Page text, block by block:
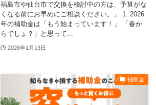
福島市や仙台市で交換を検討中の方は、予算がな
くなる前にお早めにご相談ください。」 1. 2026
年の補助金は「もう始まっています！」 「春か
らでしょ？」と思って...
2026年1月13日
補助金